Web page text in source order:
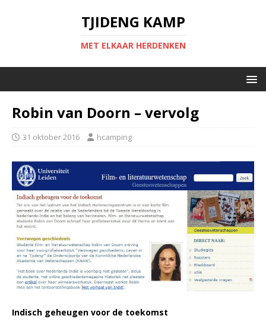
TJIDENG KAMP
MET ELKAAR HERDENKEN
Robin van Doorn – vervolg
31 oktober 2016 hcamping
Indisch geheugen voor de toekomst